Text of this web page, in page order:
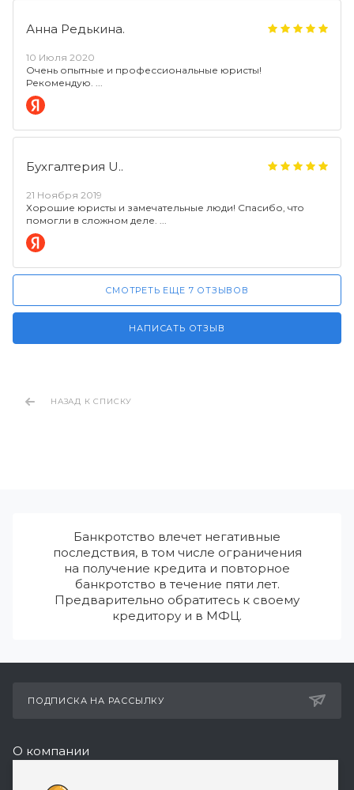
Анна Редькина.
10 Июля 2020
Очень опытные и профессиональные юристы!
Рекомендую.
Бухгалтерия U..
21 Ноября 2019
Хорошие юристы и замечательные люди! Спасибо, что
помогли в сложном деле.
СМОТРЕТЬ ЕЩЕ 7 ОТЗЫВОВ
НАПИСАТЬ ОТЗЫВ
НАЗАД К СПИСКУ
Банкротство влечет негативные
последствия, в том числе ограничения
на получение кредита и повторное
банкротство в течение пяти лет.
Предварительно обратитесь к своему
кредитору и в МФЦ.
ПОДПИСКА НА РАССЫЛКУ
О компании
Реквизиты